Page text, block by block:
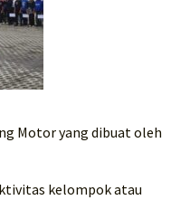
Motor yang dibuat oleh
kelompok atau